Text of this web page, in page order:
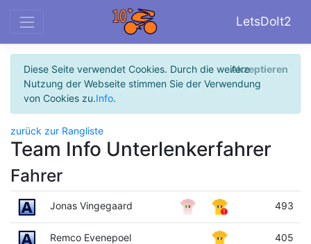
LetsDoIt2
Diese Seite verwendet Cookies. Durch die weitere
Nutzung der Webseite stimmen Sie der Verwendung
von Cookies zu.Info.
Akzeptieren
zurück zur Rangliste
Team Info Unterlenkerfahrer
Fahrer
Jonas Vingegaard 493
Remco Evenepoel 405